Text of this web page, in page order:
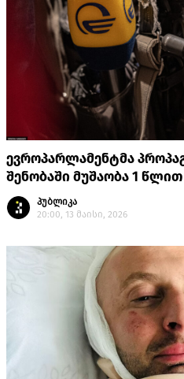
ევროპარლამენტმა
შენობაში მუშაობა 1
პუბლიკა
20:00, 13 მაისი, 2026